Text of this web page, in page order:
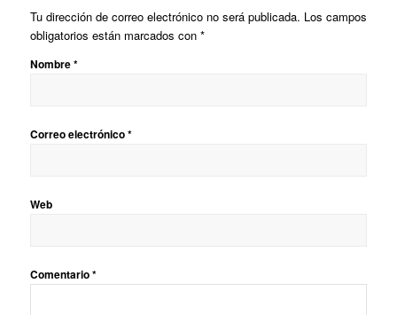
Tu dirección de correo electrónico no será publicada. Los campos
obligatorios están marcados con *
Nombre*
Correo electrónico*
Web
Comentario*